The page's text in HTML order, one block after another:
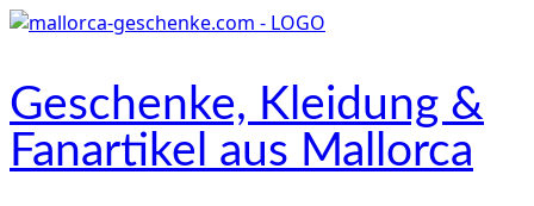
Zum
Geschenke, Kleidung &
Fanartikel aus Mallorca